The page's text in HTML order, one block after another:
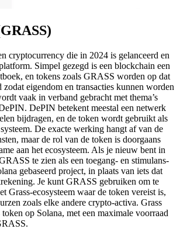
cryptocurrency die in 2024 is gelanceerd en
Simpel gezegd is een blockchain een
en tokens zoals GRASS worden op dat
zodat eigendom en transacties kunnen worden
vaak in verband gebracht met thema’s
DePIN betekent meestal een netwerk
bijdragen, en de token wordt gebruikt als
De exacte werking hangt af van de
maar de rol van de token is doorgaans
aan het ecosysteem. Als je nieuw bent in
te zien als een toegang- en stimulans-
gebaseerd project, in plaats van iets dat
Je kunt GRASS gebruiken om te
Grass-ecosysteem waar de token vereist is,
zoals elke andere crypto-activa. Grass
op Solana, met een maximale voorraad